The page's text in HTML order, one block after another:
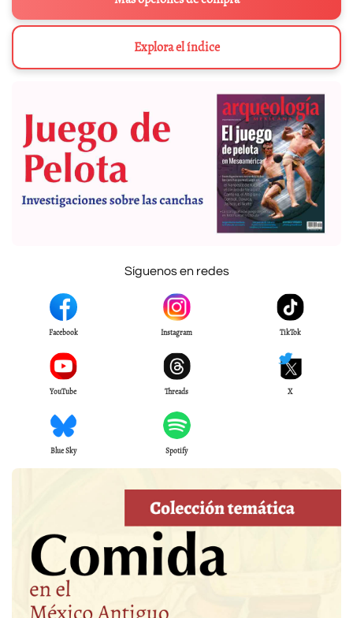
Explora el índice
Síguenos en redes
Facebook Instagram TikTok
YouTube Threads X
Blue Sky Spotify